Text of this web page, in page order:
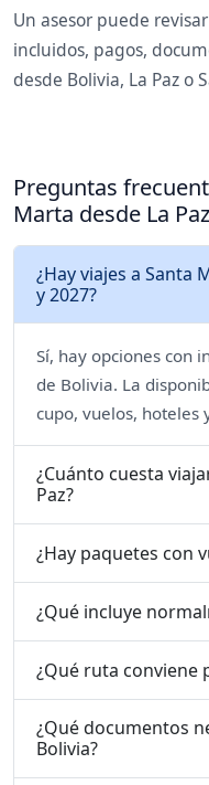
Un asesor puede
incluidos, pagos,
desde Bolivia, La Paz o
Preguntas
Marta desde La Paz
¿Hay viajes a Santa
y 2027?
Sí, hay opciones con
de Bolivia. La
cupo, vuelos, hoteles
¿Cuánto cuesta
Paz?
¿Hay paquetes con
¿Qué incluye
¿Qué ruta conviene
¿Qué documentos
Bolivia?